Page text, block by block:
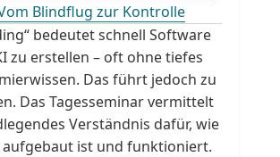
Blindflug zur Kontrolle
bedeutet schnell Software
zu erstellen – oft ohne tiefes
Das führt jedoch zu
Das Tagesseminar vermittelt
Verständnis dafür, wie
ist und funktioniert.